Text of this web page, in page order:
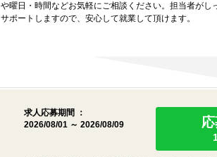
や曜日・時間などお気軽にご相談ください。担当者がし
サポートしますので、安心して就業して頂けます。
求人応募期間 ：
2026/08/01 ～ 2026/08/09